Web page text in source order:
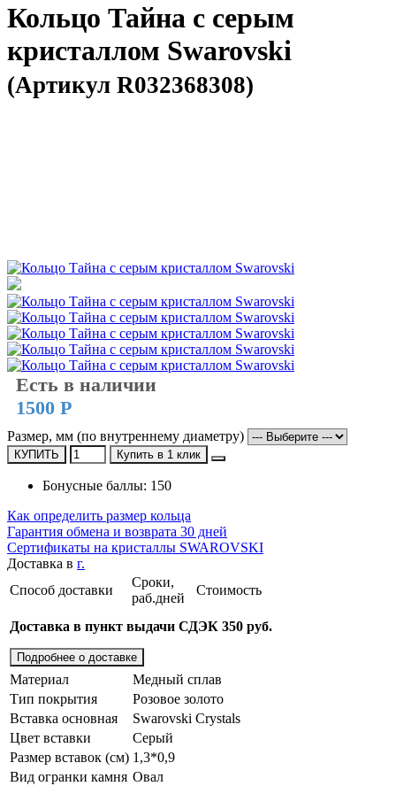
Кольцо Тайна с серым
кристаллом Swarovski
(Артикул R032368308)
Есть в наличии
1500 Р
Размер, мм (по внутреннему диаметру)
КУПИТЬ Купить в 1 клик
Бонусные баллы: 150
Как определить размер кольца
Гарантия обмена и возврата 30 дней
Сертификаты на кристаллы SWAROVSKI
Доставка в г.
Способ доставки
Сроки,
раб.дней
Стоимость
Доставка в пункт выдачи СДЭК 350 руб.
Подробнее о доставке
Материал
Медный сплав
Тип покрытия
Розовое золото
Вставка основная
Swarovski Crystals
Цвет вставки
Серый
Размер вставок (см) 1,3*0,9
Вид огранки камня Овал